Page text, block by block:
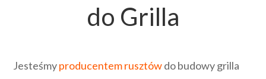
do Grilla
Jesteśmyproducentem rusztówdo budowy grilla